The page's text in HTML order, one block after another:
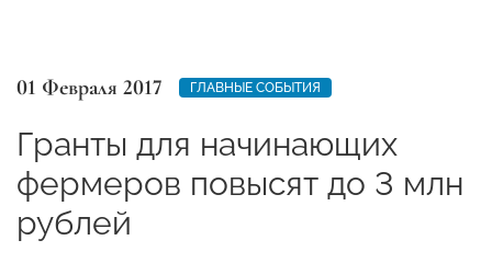
01 Февраля 2017 ГЛАВНЫЕ СОБЫТИЯ
Гранты для начинающих
фермеров повысят до 3 млн
рублей